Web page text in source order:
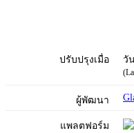
ปรับปรุงเมื่อ วั
ผู้พัฒนา
แพลตฟอร์ม